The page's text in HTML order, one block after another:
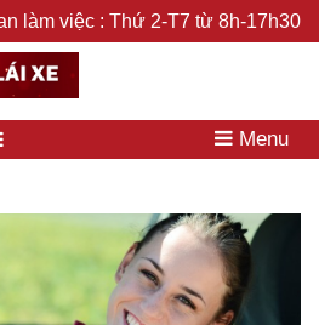
làm việc : Thứ 2-T7 từ 8h-17h30
Menu